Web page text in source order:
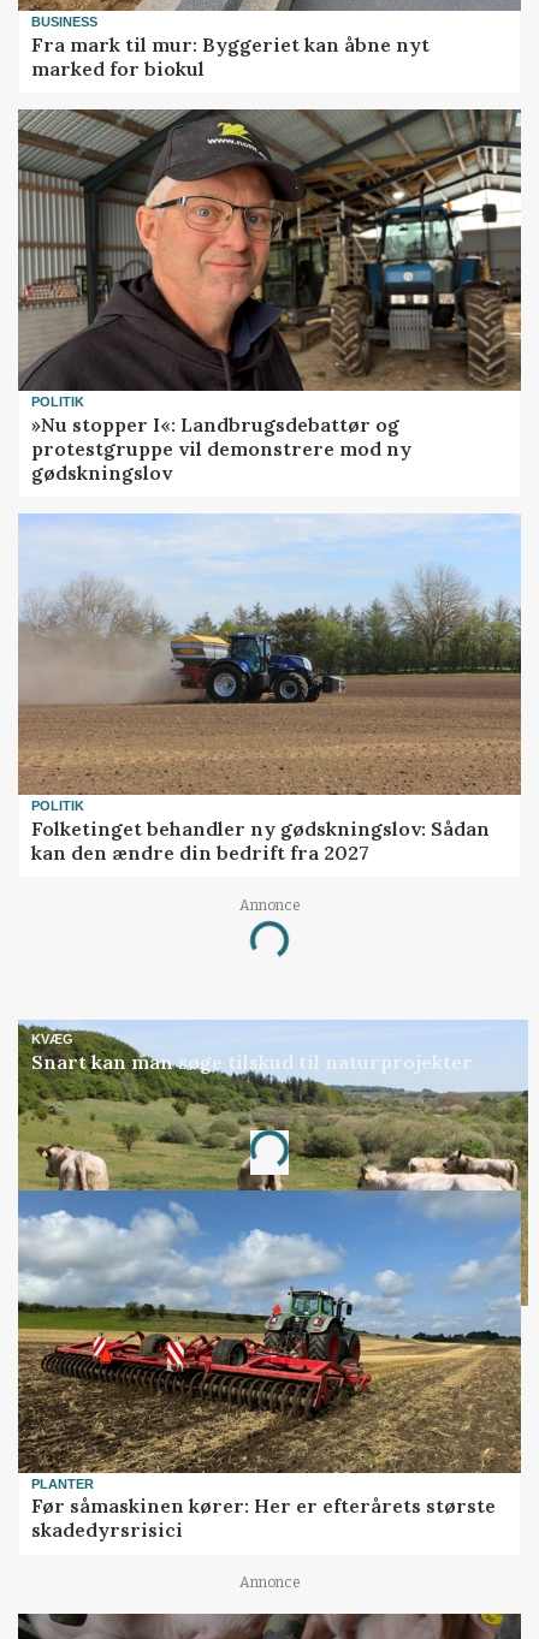
BUSINESS
Fra mark til mur: Byggeriet kan åbne nyt
marked for biokul
POLITIK
»Nu stopper I«: Landbrugsdebattør og
protestgruppe vil demonstrere mod ny
gødskningslov
POLITIK
Folketinget behandler ny gødskningslov: Sådan
kan den ændre din bedrift fra 2027
Annonce
Loading...
KVÆG
Snart kan man søge tilskud til naturprojekter
Annonce
Loading...
PLANTER
Før såmaskinen kører: Her er efterårets største
skadedyrsrisici
Annonce